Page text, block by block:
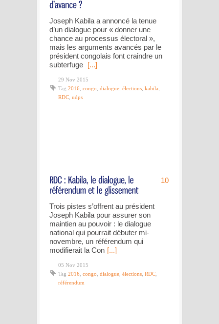
Joseph Kabila a annoncé la tenue
d’un dialogue pour « donner une
chance au processus électoral »,
mais les arguments avancés par le
président congolais font craindre un
subterfuge [...]
29 Nov 2015
Tag 2016 congo dialogue élections kabila
RDC udps
10
Trois pistes s’offrent au président
Joseph Kabila pour assurer son
maintien au pouvoir : le dialogue
national qui pourrait débuter mi-
novembre, un référendum qui
modifierait la Con [...]
05 Nov 2015
Tag 2016 congo dialogue élections RDC
référendum